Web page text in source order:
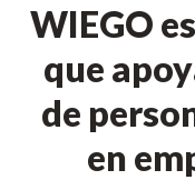
WIEGO
que
de
en